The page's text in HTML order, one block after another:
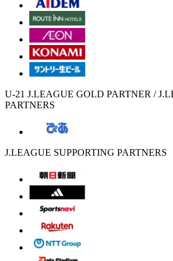
U-21 J.LEAGUE GOLD PARTNER /
PARTNERS
J.LEAGUE SUPPORTING PARTNERS